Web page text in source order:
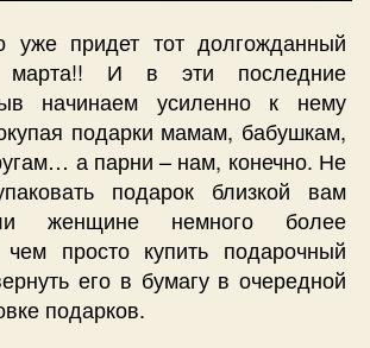
уже придет тот долгожданный
марта!! И в эти последние
начинаем усиленно к нему
подарки мамам, бабушкам,
а парни – нам, конечно. Не
подарок близкой вам
женщине немного более
чем просто купить подарочный
его в бумагу в очередной
подарков.